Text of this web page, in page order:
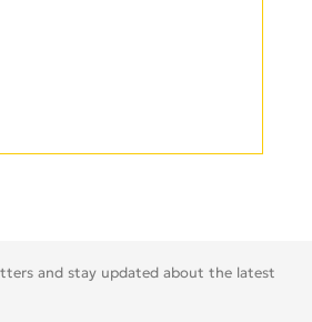
and stay updated about the latest